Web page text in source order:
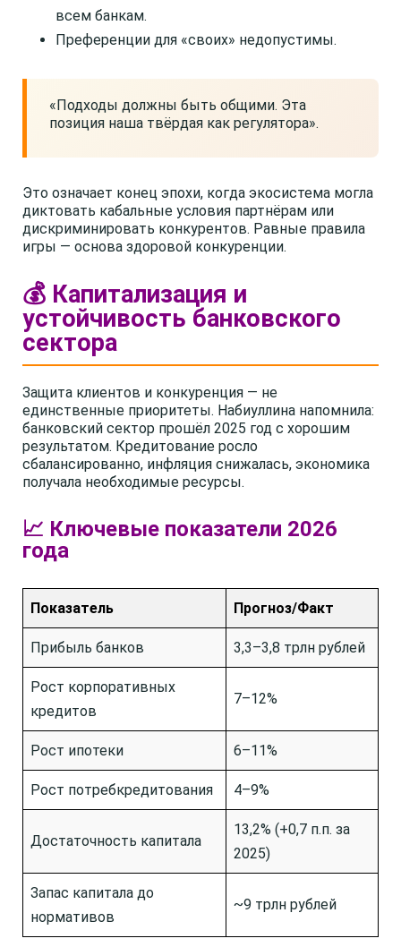
всем банкам.
Преференции для «своих» недопустимы.
«Подходы должны быть общими. Эта
позиция наша твёрдая как регулятора».
Это означает конец эпохи, когда экосистема могла
диктовать кабальные условия партнёрам или
дискриминировать конкурентов. Равные правила
игры — основа здоровой конкуренции.
💰 Капитализация и
устойчивость банковского
сектора
Защита клиентов и конкуренция — не
единственные приоритеты. Набиуллина напомнила:
банковский сектор прошёл 2025 год с хорошим
результатом. Кредитование росло
сбалансированно, инфляция снижалась, экономика
получала необходимые ресурсы.
📈 Ключевые показатели 2026
года
Показатель Прогноз/Факт
Прибыль банков 3,3–3,8 трлн рублей
Рост корпоративных
кредитов
7–12%
Рост ипотеки 6–11%
Рост потребкредитования 4–9%
Достаточность капитала
13,2% (+0,7 п.п. за
2025)
Запас капитала до
нормативов
~9 трлн рублей